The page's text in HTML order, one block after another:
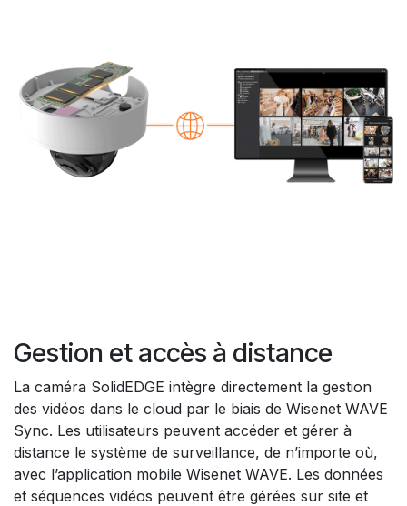
Gestion et accès à distance
La caméra SolidEDGE intègre directement la gestion
des vidéos dans le cloud par le biais de Wisenet WAVE
Sync. Les utilisateurs peuvent accéder et gérer à
distance le système de surveillance, de n’importe où,
avec l’application mobile Wisenet WAVE. Les données
et séquences vidéos peuvent être gérées sur site et